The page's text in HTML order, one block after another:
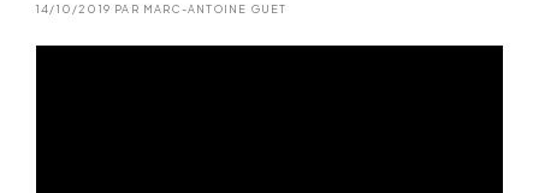
14/10/2019 PAR MARC-ANTOINE GUET